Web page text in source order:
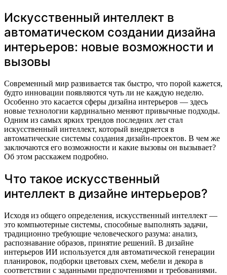
Искусственный интеллект в
автоматическом создании дизайна
интерьеров: новые возможности и
вызовы
Современный мир развивается так быстро, что порой кажется,
будто инновации появляются чуть ли не каждую неделю.
Особенно это касается сферы дизайна интерьеров — здесь
новые технологии кардинально меняют привычные подходы.
Одним из самых ярких трендов последних лет стал
искусственный интеллект, который внедряется в
автоматические системы создания дизайн-проектов. В чем же
заключаются его возможности и какие вызовы он вызывает?
Об этом расскажем подробно.
Что такое искусственный
интеллект в дизайне интерьеров?
Исходя из общего определения, искусственный интеллект —
это компьютерные системы, способные выполнять задачи,
традиционно требующие человеческого разума: анализ,
распознавание образов, принятие решений. В дизайне
интерьеров ИИ используется для автоматической генерации
планировок, подборки цветовых схем, мебели и декора в
соответствии с заданными предпочтениями и требованиями.